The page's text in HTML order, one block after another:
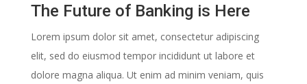
The Future of Banking is Here
Lorem ipsum dolor sit amet, consectetur adipiscing
elit, sed do eiusmod tempor incididunt ut labore et
dolore magna aliqua. Ut enim ad minim veniam, quis